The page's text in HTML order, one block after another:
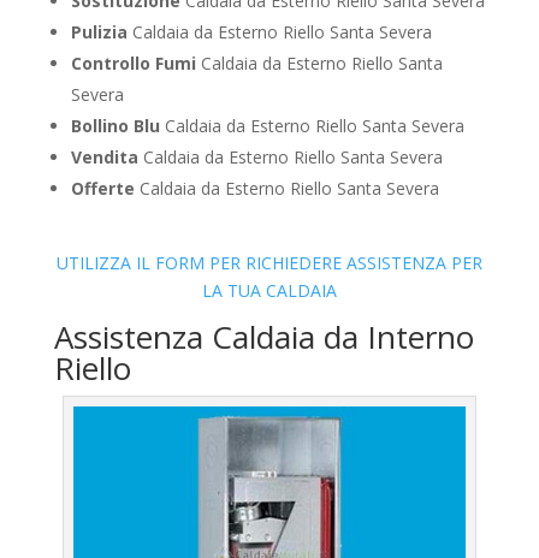
Pulizia Caldaia da Esterno Riello Santa Severa
Controllo Fumi Caldaia da Esterno Riello Santa
Severa
Bollino Blu Caldaia da Esterno Riello Santa Severa
Vendita Caldaia da Esterno Riello Santa Severa
Offerte Caldaia da Esterno Riello Santa Severa
UTILIZZA IL FORM PER RICHIEDERE ASSISTENZA PER
LA TUA CALDAIA
Assistenza Caldaia da Interno
Riello